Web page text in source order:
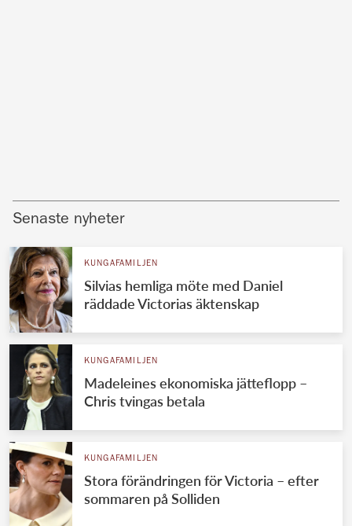
Senaste nyheter
KUNGAFAMILJEN
Silvias hemliga möte med Daniel
räddade Victorias äktenskap
KUNGAFAMILJEN
Madeleines ekonomiska jätteflopp –
Chris tvingas betala
KUNGAFAMILJEN
Stora förändringen för Victoria – efter
sommaren på Solliden